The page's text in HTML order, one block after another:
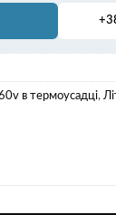
в термоусадці,